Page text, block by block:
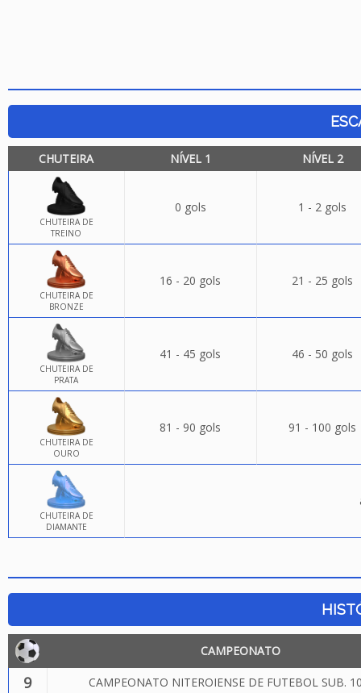
CHUTEIRA NÍVEL 1 NÍVEL 2
CHUTEIRA DE
TREINO
0 gols 1 - 2 gols
CHUTEIRA DE
BRONZE
16 - 20 gols 21 - 25 gols
CHUTEIRA DE
PRATA
41 - 45 gols 46 - 50 gols
CHUTEIRA DE
OURO
81 - 90 gols 91 - 100 gols
CHUTEIRA DE
DIAMANTE
CAMPEONATO
9 CAMPEONATO NITEROIENSE DE FUTEBOL SUB.